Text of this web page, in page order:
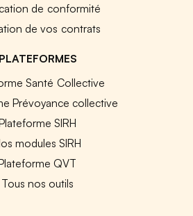
de conformité
de vos contrats
PLATEFORMES
Santé Collective
Prévoyance collective
SIRH
modules SIRH
QVT
Tous nos outils